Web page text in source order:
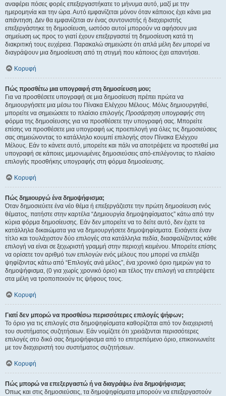
αναφέρει πόσες φορές επεξεργαστήκατε το μήνυμα αυτό, μαζί με την
ημερομηνία και την ώρα. Αυτό εμφανίζεται μόνον όταν κάποιος έχει κάνει μια
απάντηση. Δεν θα εμφανίζεται αν ένας συντονιστής ή διαχειριστής
επεξεργάστηκε τη δημοσίευση, ωστόσο αυτοί μπορούν να αφήσουν μια
σημείωση ως προς το γιατί έχουν επεξεργαστεί τη δημοσίευση κατά τη
διακριτική τους ευχέρεια. Παρακαλώ σημειώστε ότι απλά μέλη δεν μπορεί να
διαγράψουν μια δημοσίευση από τη στιγμή που κάποιος έχει απαντήσει.
Κορυφή
Πώς προσθέτω μια υπογραφή στη δημοσίευση μου;
Για να προσθέσετε υπογραφή σε μια δημοσίευση πρέπει πρώτα να
δημιουργήσετε μια μέσω του Πίνακα Ελέγχου Μέλους. Μόλις δημιουργηθεί,
μπορείτε να σημειώσετε το πλαίσιο επιλογής Προσάρτηση υπογραφής στη
φόρμα της δημοσίευσης για να προσθέσετε την υπογραφή σας. Μπορείτε
επίσης να προσθέσετε μια υπογραφή ως προεπιλογή για όλες τις δημοσιεύσεις
σας σημειώνοντας το κατάλληλο κουμπί επιλογής στον Πίνακα Ελέγχου
Μέλους. Εάν το κάνετε αυτό, μπορείτε και πάλι να αποτρέψετε να προστεθεί μια
υπογραφή σε κάποιες μεμονωμένες δημοσιεύσεις από-επιλέγοντας το πλαίσιο
επιλογής προσθήκης υπογραφής στη φόρμα δημοσίευσης.
Κορυφή
Πώς δημιουργώ ένα δημοψήφισμα;
Όταν δημοσιεύετε ένα νέο θέμα ή επεξεργάζεστε την πρώτη δημοσίευση ενός
θέματος, πατήστε στην καρτέλα “Δημιουργία δημοψηφίσματος” κάτω από την
κύρια φόρμα δημοσίευσης. Εάν δεν μπορείτε να το δείτε αυτό, δεν έχετε τα
κατάλληλα δικαιώματα για να δημιουργήσετε δημοψηφίσματα. Εισάγετε έναν
τίτλο και τουλάχιστον δύο επιλογές στα κατάλληλα πεδία, διασφαλίζοντας κάθε
επιλογή να είναι σε ξεχωριστή γραμμή στην περιοχή κειμένου. Μπορείτε επίσης
να ορίσετε τον αριθμό των επιλογών ενός μέλους που μπορεί να επιλέξει
ψηφίζοντας κάτω από “Επιλογές ανά μέλος”, ένα χρονικό όριο ημερών για το
δημοψήφισμα, (0 για χωρίς χρονικό όριο) και τέλος την επιλογή να επιτρέψετε
στα μέλη να τροποποιούν τις ψήφους τους.
Κορυφή
Γιατί δεν μπορώ να προσθέσω περισσότερες επιλογές ψήφων;
Το όριο για τις επιλογές στα δημοψηφίσματα καθορίζεται από τον διαχειριστή
του συστήματος συζητήσεων. Εάν νομίζετε ότι χρειάζονται περισσότερες
επιλογές στο δικό σας δημοψήφισμα από το επιτρεπόμενο όριο, επικοινωνείτε
με τον διαχειριστή του συστήματος συζητήσεων.
Κορυφή
Πώς μπορώ να επεξεργαστώ ή να διαγράψω ένα δημοψήφισμα;
Όπως και στις δημοσιεύσεις, τα δημοψηφίσματα μπορούν να επεξεργαστούν